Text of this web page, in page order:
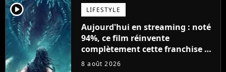
player2 LIFESTYLE
Aujourd'hui en streaming : noté
94%, ce film réinvente
complètement cette franchise de
science-fiction vieille de 40 ans
8 août 2026